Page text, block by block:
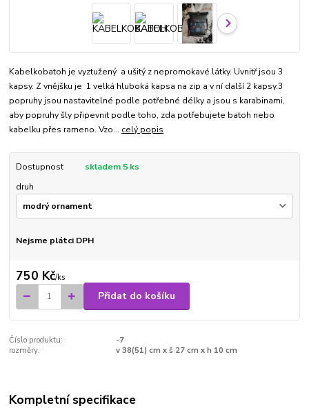
Kabelkobatoh je vyztužený a ušitý z nepromokavé látky. Uvnitř jsou 3
kapsy. Z vnějšku je 1 velká hluboká kapsa na zip a v ní další 2 kapsy.3
popruhy jsou nastavitelné podle potřebné délky a jsou s karabinami,
aby popruhy šly připevnit podle toho, zda potřebujete batoh nebo
kabelku přes rameno. Vzo... celý popis
Dostupnost
skladem 5 ks
druh
Nejsme plátci DPH
750 Kč/ks
Přidat do košíku
Číslo produktu:
-7
rozměry:
v 38(51) cm x š 27 cm x h 10 cm
Kompletní specifikace